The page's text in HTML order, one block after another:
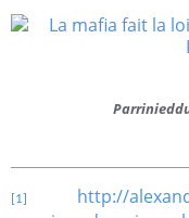
[1]
http://